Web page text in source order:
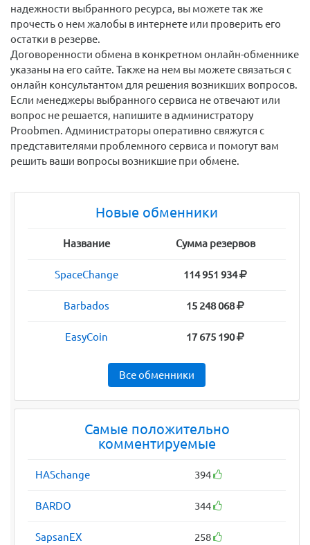
надежности выбранного ресурса, вы можете так же
прочесть о нем жалобы в интернете или проверить его
остатки в резерве.
Договоренности обмена в конкретном онлайн-обменнике
указаны на его сайте. Также на нем вы можете связаться с
онлайн консультантом для решения возникших вопросов.
Если менеджеры выбранного сервиса не отвечают или
вопрос не решается, напишите в администратору
Proobmen. Администраторы оперативно свяжутся с
представителями проблемного сервиса и помогут вам
решить ваши вопросы возникшие при обмене.
Новые обменники
Название Сумма резервов
SpaceChange 114 951 934
Barbados 15 248 068
EasyCoin 17 675 190
Все обменники
Самые положительно
комментируемые
HASchange 394
BARDO 344
SapsanEX 258